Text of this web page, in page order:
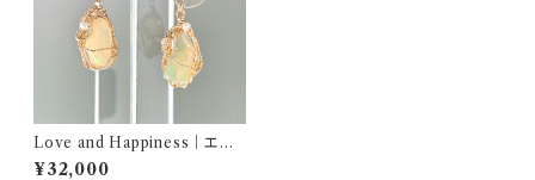
Love and Happiness｜エチ
オピアオパール＆サードオニキス
¥32,000